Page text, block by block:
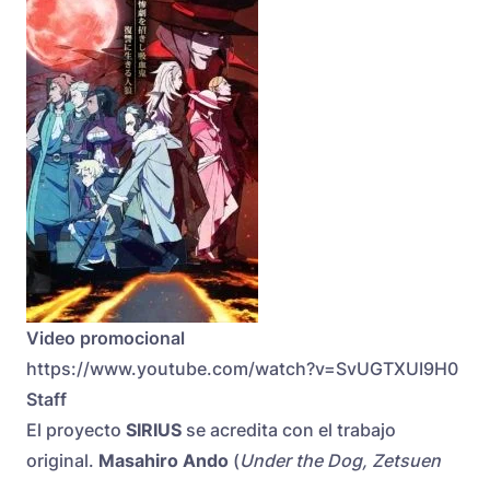
Video promocional
https://www.youtube.com/watch?v=SvUGTXUI9H0
Staff
El proyecto SIRIUS se acredita con el trabajo
original. Masahiro Ando (Under the Dog, Zetsuen